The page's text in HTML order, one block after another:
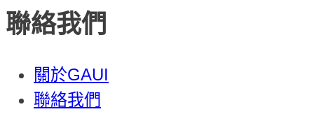
聯絡我們
關於GAUI
聯絡我們